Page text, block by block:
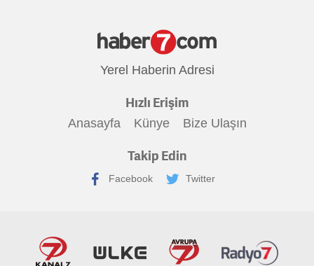
Yerel Haberin Adresi
Hızlı Erişim
Anasayfa Künye Bize Ulaşın
Takip Edin
Facebook Twitter